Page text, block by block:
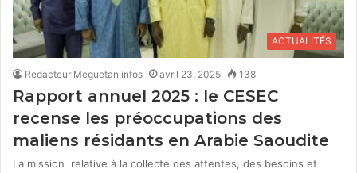
ACTUALITÉS
Redacteur Meguetan infos avril 23, 2025 138
Rapport annuel 2025 : le CESEC
recense les préoccupations des
maliens résidants en Arabie Saoudite
La mission relative à la collecte des attentes, des besoins et